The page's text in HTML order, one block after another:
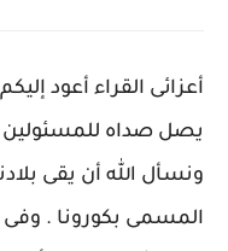
أعزائى القراء أعود
يصل صداه للمسئولين
ونسأل الله أن يقى
المسمى بكورونا .